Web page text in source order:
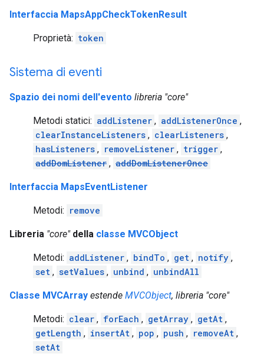
Interfaccia MapsAppCheckTokenResult
Proprietà: token
Sistema di eventi
Spazio dei nomi dell'evento libreria "core"
Metodi statici: addListener , addListenerOnce ,
clearInstanceListeners , clearListeners ,
hasListeners , removeListener , trigger ,
addDomListener , addDomListenerOnce
Interfaccia MapsEventListener
Metodi: remove
Libreria "core"della classe MVCObject
Metodi: addListener , bindTo , get , notify ,
set , setValues , unbind , unbindAll
Classe MVCArray estende MVCObject, libreria "core"
Metodi: clear , forEach , getArray , getAt ,
getLength , insertAt , pop , push , removeAt ,
setAt